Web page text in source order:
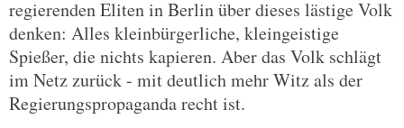
regierenden Eliten in Berlin über dieses lästige Volk
denken: Alles kleinbürgerliche, kleingeistige
Spießer, die nichts kapieren. Aber das Volk schlägt
im Netz zurück - mit deutlich mehr Witz als der
Regierungspropaganda recht ist.